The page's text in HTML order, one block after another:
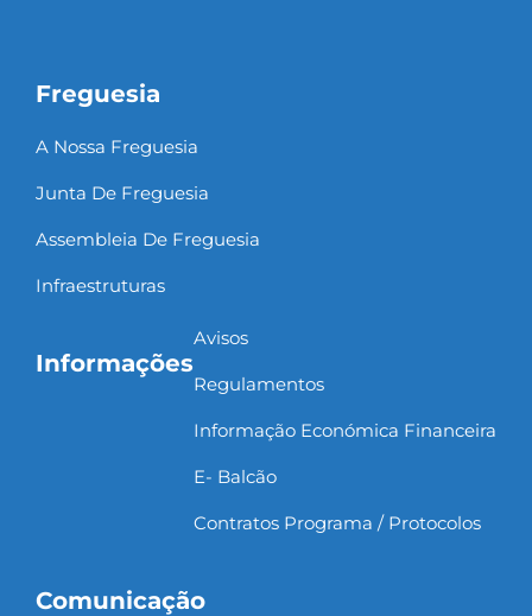
Freguesia
A Nossa Freguesia
Junta De Freguesia
Assembleia De Freguesia
Infraestruturas
Informações
Avisos
Regulamentos
Informação Económica Financeira
E- Balcão
Contratos Programa / Protocolos
Comunicação